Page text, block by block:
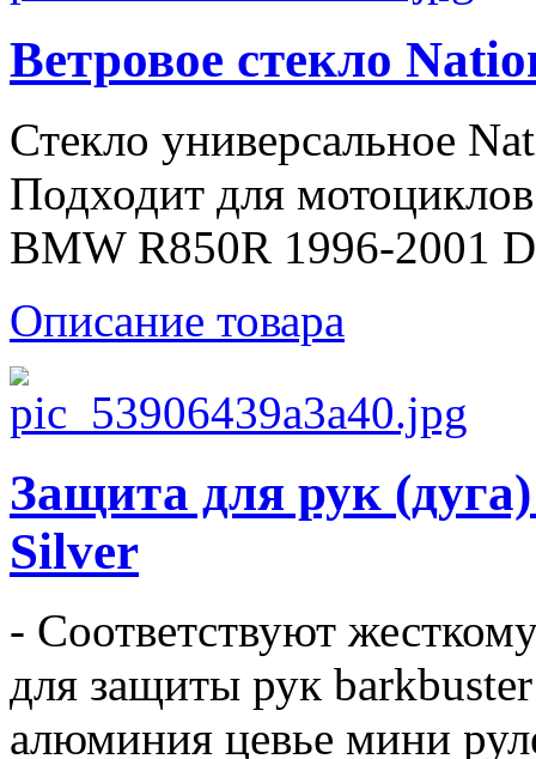
Ветровое стекло
Стекло универсальное
Подходит для
BMW R850R 1996-2001
Описание товара
Защита для рук
Silver
- Соответствуют
для защиты рук
алюминия цевье мини